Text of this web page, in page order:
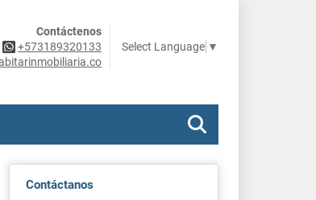
Contáctenos
+573189320133
Select Language ▼
Contáctanos